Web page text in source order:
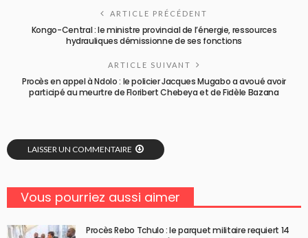
ARTICLE PRÉCÉDENT
Kongo-Central : le ministre provincial de l’énergie, ressources
hydrauliques démissionne de ses fonctions
ARTICLE SUIVANT
Procès en appel à Ndolo : le policier Jacques Mugabo a avoué avoir
participé au meurtre de Floribert Chebeya et de Fidèle Bazana
LAISSER UN COMMENTAIRE
Vous pourriez aussi aimer
Procès Rebo Tchulo : le parquet militaire requiert 14